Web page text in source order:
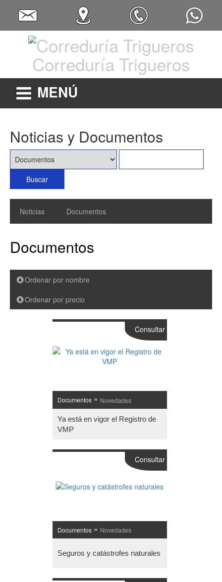
Correduría Trigueros
MENÚ
Noticias y Documentos
Noticias Documentos
Documentos
Ordenar por nombre
Ordenar por precio
Documentos» Novedades
Ya está en vigor el Registro de
VMP
Consultar
Documentos» Novedades
Seguros y catástrofes naturales
Consultar